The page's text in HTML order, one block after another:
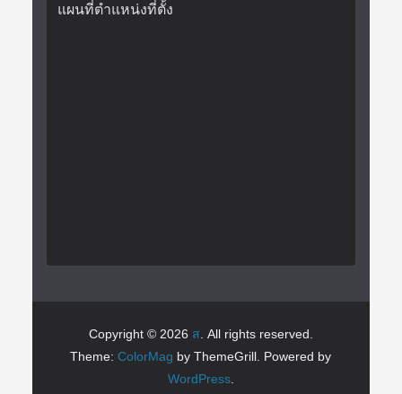
แผนที่ตำแหน่งที่ตั้ง
Copyright © 2026 ส . All rights reserved.
Theme:ColorMag by ThemeGrill. Powered by
WordPress.